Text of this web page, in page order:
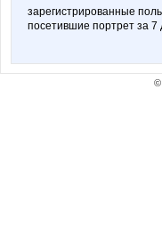
зарегистрированные
посетившие портрет за 7
©